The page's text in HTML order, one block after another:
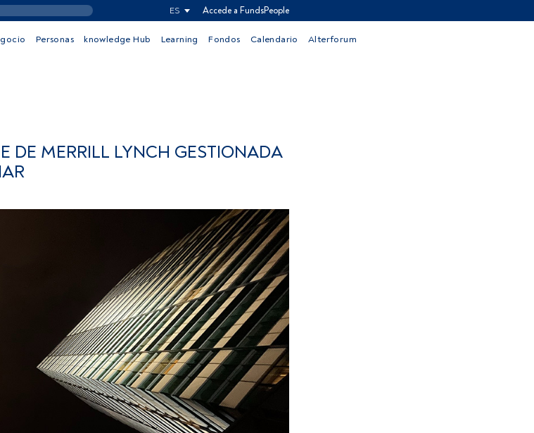
ES Accede a FundsPeople
Personas knowledge Hub Learning Fondos Calendario Alterforum
DE MERRILL LYNCH GESTIONADA